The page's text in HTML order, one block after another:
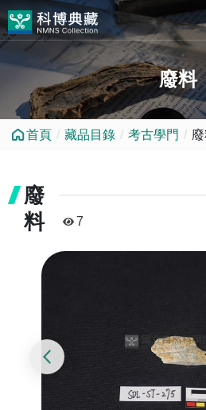
跳到中央內容區塊
廢料
首頁 藏品目錄 考古學門
廢
料
7